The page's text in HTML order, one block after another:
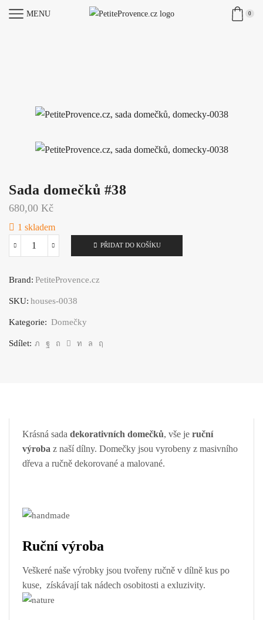
MENU 0
Sada domečků #38
680,00 Kč
1 skladem
#38
množství
PŘIDAT DO KOŠÍKU
Brand: PetiteProvence.cz
SKU: houses-0038
Kategorie: Domečky
Sdílet:
Krásná sadadekorativních domečků, vše jeruční
výroba z naší dílny. Domečky jsou vyrobeny z masivního
dřeva a ručně dekorované a malované.
Ruční výroba
Veškeré naše výrobky jsou tvořeny ručně v dílně kus po
kuse, získávají tak nádech osobitosti a exluzivity.